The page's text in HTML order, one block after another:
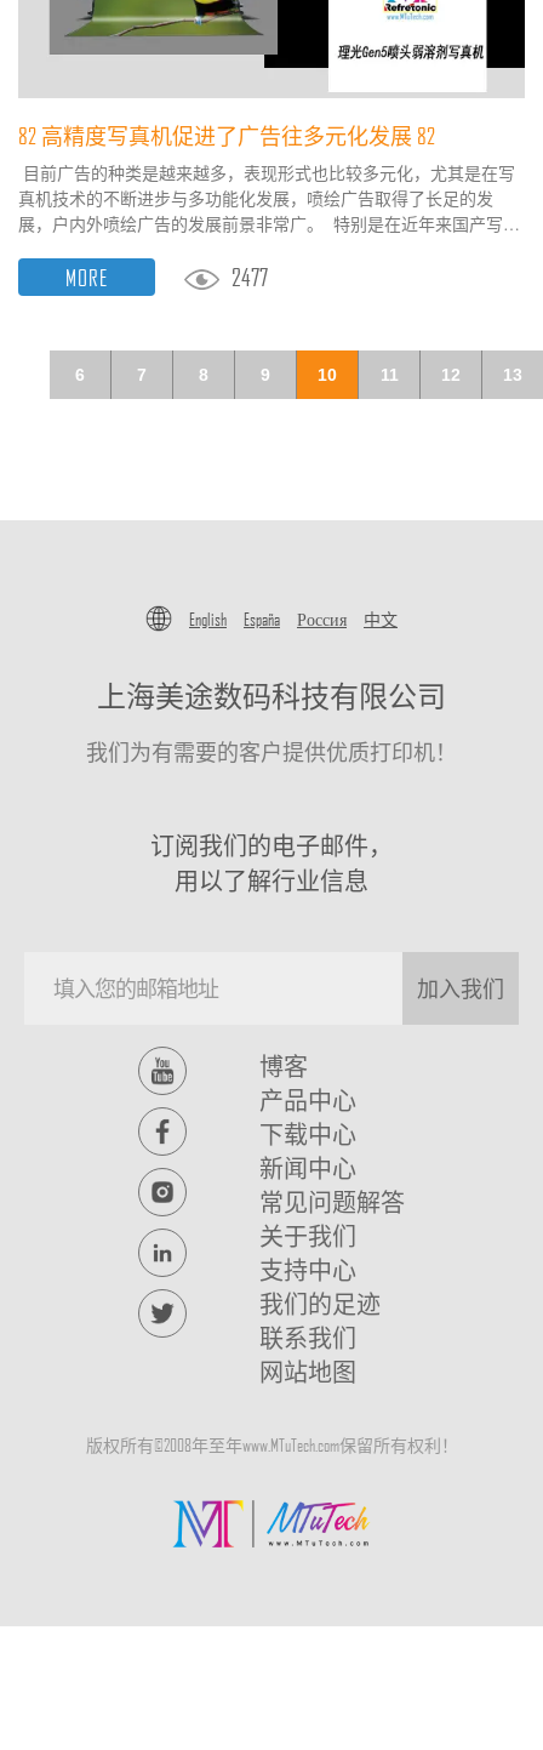
82 高精度写真机促进了广告往多元化发展 82
目前广告的种类是越来越多，表现形式也比较多元化，尤其是在写
真机技术的不断进步与多功能化发展，喷绘广告取得了长足的发
展，户内外喷绘广告的发展前景非常广。 特别是在近年来国产写真
高精度高速度的写真机对比于喷绘机有着非常大的优势。在压电写
MORE 2477
6 7 8 9 10 11 12 13
English España Россия 中文
上海美途数码科技有限公司
我们为有需要的客户提供优质打印机！
订阅我们的电子邮件，
用以了解行业信息
加入我们
博客
产品中心
下载中心
新闻中心
常见问题解答
关于我们
支持中心
我们的足迹
联系我们
网站地图
版权所有©2008年至年www.MTuTech.com保留所有权利！